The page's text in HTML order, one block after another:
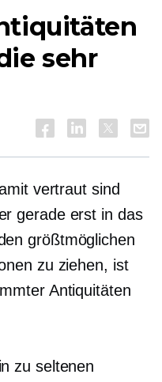
sehr
vertraut sind
gerade erst in das
größtmöglichen
zu ziehen, ist
Antiquitäten
zu seltenen